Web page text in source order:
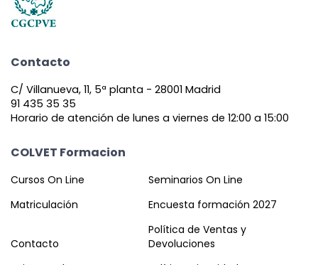
Contacto
C/ Villanueva, 11, 5ª planta - 28001 Madrid
91 435 35 35
Horario de atención de lunes a viernes de 12:00 a 15:00
COLVET Formacion
Cursos On Line
Seminarios On Line
Matriculación
Encuesta formación 2027
Contacto
Política de Ventas y
Devoluciones